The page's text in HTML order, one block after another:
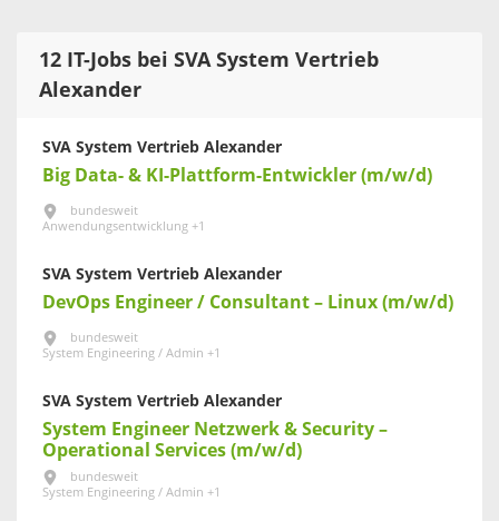
12 IT-Jobs bei SVA System Vertrieb
Alexander
SVA System Vertrieb Alexander
Big Data- & KI-Plattform-Entwickler (m/w/d)
bundesweit
Anwendungsentwicklung +1
SVA System Vertrieb Alexander
DevOps Engineer / Consultant – Linux (m/w/d)
bundesweit
System Engineering / Admin +1
SVA System Vertrieb Alexander
System Engineer Netzwerk & Security –
Operational Services (m/w/d)
bundesweit
System Engineering / Admin +1